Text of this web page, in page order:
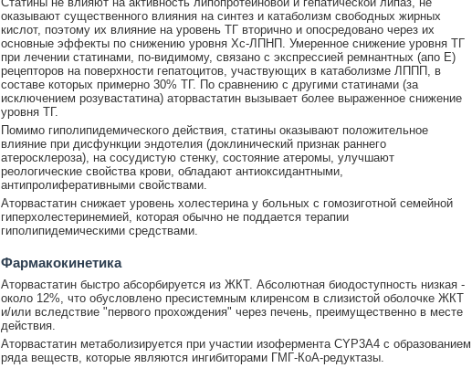
оказывают существенного влияния на синтез и катаболизм свободных жирных
кислот, поэтому их влияние на уровень ТГ вторично и опосредовано через их
основные эффекты по снижению уровня Хс-ЛПНП. Умеренное снижение уровня ТГ
при лечении статинами, по-видимому, связано с экспрессией ремнантных (апо Е)
рецепторов на поверхности гепатоцитов, участвующих в катаболизме ЛППП, в
составе которых примерно 30% ТГ. По сравнению с другими статинами (за
исключением розувастатина) аторвастатин вызывает более выраженное снижение
уровня ТГ.
Помимо гиполипидемического действия, статины оказывают положительное
влияние при дисфункции эндотелия (доклинический признак раннего
атеросклероза), на сосудистую стенку, состояние атеромы, улучшают
реологические свойства крови, обладают антиоксидантными,
антипролиферативными свойствами.
Аторвастатин снижает уровень холестерина у больных с гомозиготной семейной
гиперхолестеринемией, которая обычно не поддается терапии
гиполипидемическими средствами.
Фармакокинетика
Аторвастатин быстро абсорбируется из ЖКТ. Абсолютная биодоступность низкая -
около 12%, что обусловлено пресистемным клиренсом в слизистой оболочке ЖКТ
и/или вследствие "первого прохождения" через печень, преимущественно в месте
действия.
Аторвастатин метаболизируется при участии изофермента CYP3A4 с образованием
ряда веществ, которые являются ингибиторами ГМГ-КоА-редуктазы.